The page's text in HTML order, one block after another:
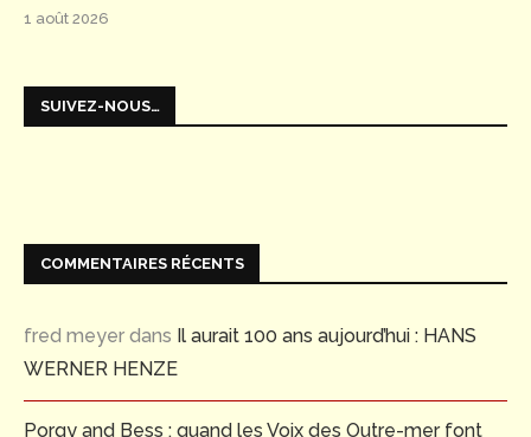
1 août 2026
SUIVEZ-NOUS…
COMMENTAIRES RÉCENTS
fred meyer dans Il aurait 100 ans aujourd’hui : HANS
WERNER HENZE
Porgy and Bess : quand les Voix des Outre-mer font